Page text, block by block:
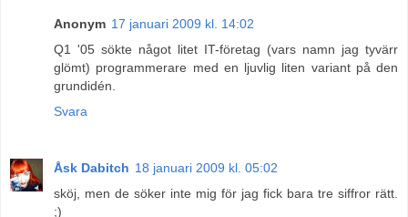
Anonym 17 januari 2009 kl. 14:02
Q1 '05 sökte något litet IT-företag (vars namn jag tyvärr
glömt) programmerare med en ljuvlig liten variant på den
grundidén.
Svara
Åsk Dabitch 18 januari 2009 kl. 05:02
sköj, men de söker inte mig för jag fick bara tre siffror rätt.
;)